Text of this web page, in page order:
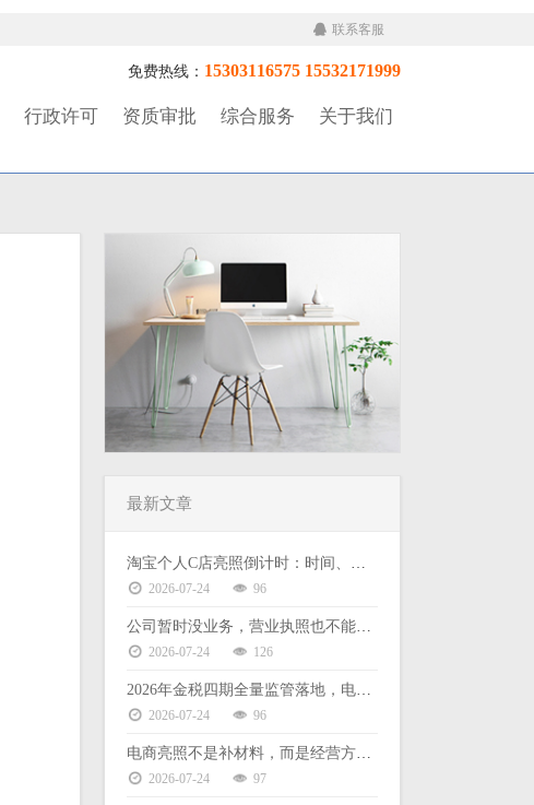
联系客服
行政许可 资质审批 综合服务 关于我们
免费热线： 15303116575 15532171999
最新文章
淘宝个人C店亮照倒计时：时间、后果、缺票难题一次说清
2026-07-24 96
公司暂时没业务，营业执照也不能放着不管
2026-07-24 126
2026年金税四期全量监管落地，电商财税合规没有侥幸空间
2026-07-24 96
电商亮照不是补材料，而是经营方式的选择
2026-07-24 97